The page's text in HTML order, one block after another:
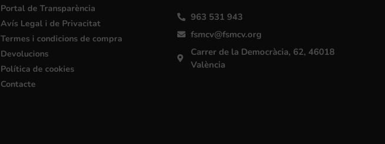
Portal de Transparència
Avís Legal i de Privacitat
Termes i condicions de compra
Devolucions
Política de cookies
Contacte
963 531 943
fsmcv@fsmcv.org
Carrer de la Democràcia, 62, 46018
València